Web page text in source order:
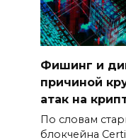
Фишинг и
причиной
атак на
По словам
блокчейна